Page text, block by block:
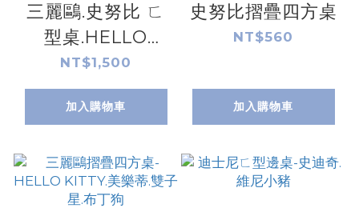
三麗鷗.史努比 ㄈ
型桌.HELLO
KITTY.酷洛
米.SNOOPY
NT$1,500
加入購物車
史努比摺疊四方桌
NT$560
加入購物車